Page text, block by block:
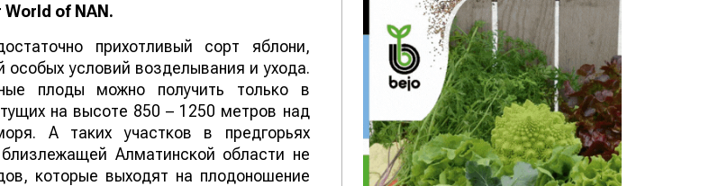
World of NAN.
прихотливый сорт яблони,
особых условий возделывания и ухода.
плоды можно получить только в
на высоте 850 – 1250 метров над
А таких участков в предгорьях
Алматинской области не
которые выходят на плодоношение